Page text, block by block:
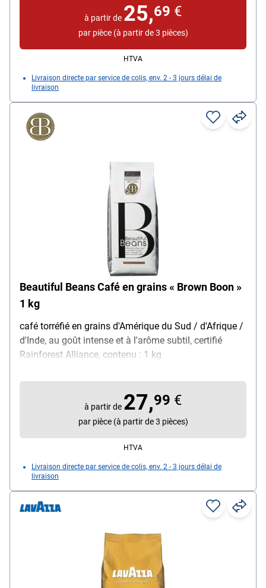
à partir de 25,69 €
par pièce (à partir de 3 pièces)
HTVA
Livraison directe par service de colis, env. 2 - 3 jours délai de
livraison
Beautiful Beans Café en grains « Brown Boon »
1 kg
café torréfié en grains d'Amérique du Sud / d'Afrique /
d'Inde, au goût intense et à l'arôme subtil, certifié
Rainforest Alliance, contenu : 1 kg
à partir de 27,99 €
par pièce (à partir de 3 pièces)
HTVA
Livraison directe par service de colis, env. 2 - 3 jours délai de
livraison